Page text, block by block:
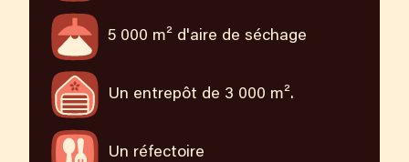
5 000 m² d'aire de séchage
Un entrepôt de 3 000 m².
Un réfectoire